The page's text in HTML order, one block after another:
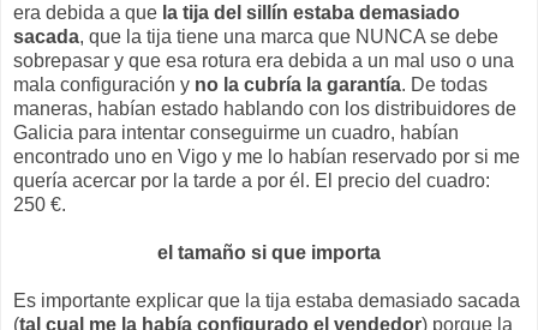
era debida a que la tija del sillín estaba demasiado
sacada, que la tija tiene una marca que NUNCA se debe
sobrepasar y que esa rotura era debida a un mal uso o una
mala configuración y no la cubría la garantía. De todas
maneras, habían estado hablando con los distribuidores de
Galicia para intentar conseguirme un cuadro, habían
encontrado uno en Vigo y me lo habían reservado por si me
quería acercar por la tarde a por él. El precio del cuadro:
250 €.
el tamaño si que importa
Es importante explicar que la tija estaba demasiado sacada
(tal cual me la había configurado el vendedor) porque la